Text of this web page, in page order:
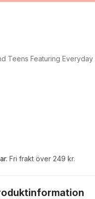
Teens Featuring
. Fri frakt över 249 kr.